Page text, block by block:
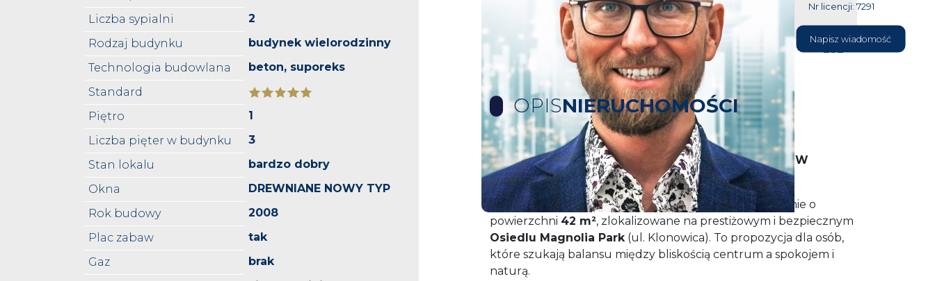
Liczba sypialni
2
Rodzaj budynku
budynek wielorodzinny
Technologia budowlana
beton, suporeks
Standard
Piętro
1
Liczba pięter w budynku
3
Stan lokalu
bardzo dobry
Okna
DREWNIANE NOWY TYP
Rok budowy
2008
Plac zabaw
tak
Gaz
brak
Nr licencji: 7291
604 177
232
Napisz wiadomość
OPISNIERUCHOMOŚCI
ZAMIESZKAJ NA NAJBARDZIEJ ZIELONYM OSIEDLU W
SZCZECINIE!
Oferuję na sprzedaż wyjątkowe,2-pokojowemieszkanie o
powierzchni 42 m², zlokalizowane na prestiżowym i bezpiecznym
Osiedlu Magnolia Park(ul. Klonowica). To propozycja dla osób,
które szukają balansu między bliskością centrum a spokojem i
naturą.